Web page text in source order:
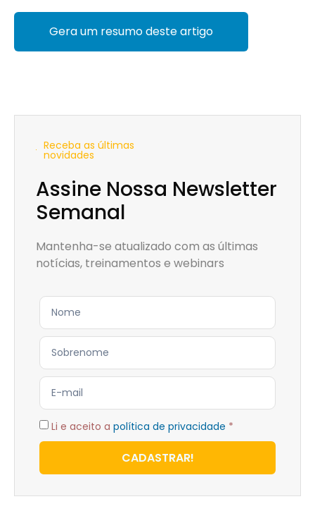
Gera um resumo deste artigo
Receba as últimas
novidades
Assine Nossa Newsletter
Semanal
Mantenha-se atualizado com as últimas
notícias, treinamentos e webinars
Li e aceito a política de privacidade *
CADASTRAR!